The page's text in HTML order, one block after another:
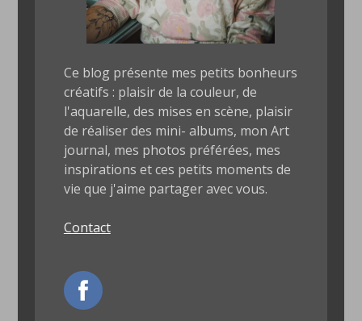
Ce blog présente mes petits bonheurs
créatifs : plaisir de la couleur, de
l'aquarelle, des mises en scène, plaisir
de réaliser des mini- albums, mon Art
journal, mes photos préférées, mes
inspirations et ces petits moments de
vie que j'aime partager avec vous.
Contact